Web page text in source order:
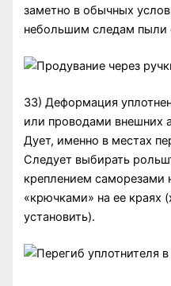
заметно в обычных
небольшим следам пыли
33) Деформация
или проводами внешних
Дует, именно в местах
Следует выбирать
креплением саморезами
«крючками» на ее краях
установить).